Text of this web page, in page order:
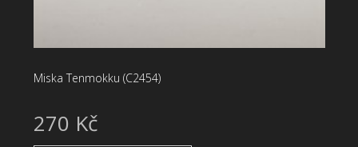
Miska Tenmokku (C2454)
270 Kč